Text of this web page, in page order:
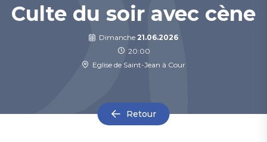
Culte du soir avec cène
Dimanche 21.06.2026
20:00
Eglise de Saint-Jean à Cour
Retour